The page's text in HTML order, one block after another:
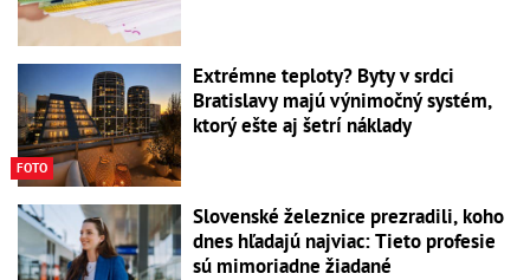
FOTO
Extrémne teploty? Byty v srdci
Bratislavy majú výnimočný systém,
ktorý ešte aj šetrí náklady
Slovenské železnice prezradili, koho
dnes hľadajú najviac: Tieto profesie
sú mimoriadne žiadané